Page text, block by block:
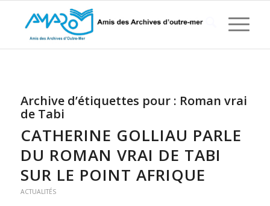
Archive d’étiquettes pour : Roman vrai
de Tabi
CATHERINE GOLLIAU PARLE
DU ROMAN VRAI DE TABI
SUR LE POINT AFRIQUE
ACTUALITÉS